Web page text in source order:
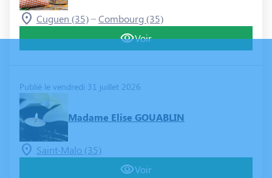
Cuguen (35)–Combourg (35)
Voir
Publié le vendredi 31 juillet 2026
Madame Elise GOUABLIN
Saint-Malo (35)
Voir